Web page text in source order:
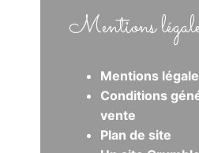
Mentions
Mentions
Conditions
vente
Plan de site